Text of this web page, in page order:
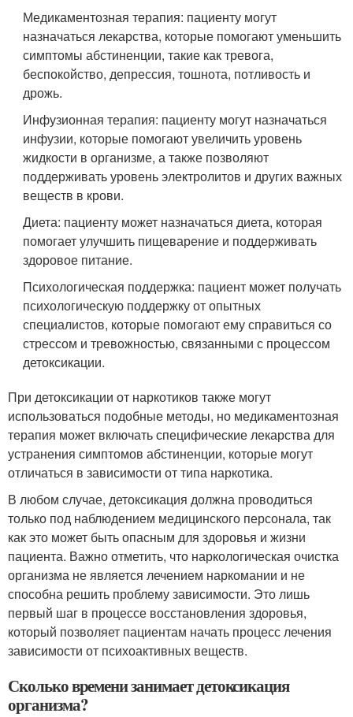
Медикаментозная терапия: пациенту могут
назначаться лекарства, которые помогают уменьшить
симптомы абстиненции, такие как тревога,
беспокойство, депрессия, тошнота, потливость и
дрожь.
Инфузионная терапия: пациенту могут назначаться
инфузии, которые помогают увеличить уровень
жидкости в организме, а также позволяют
поддерживать уровень электролитов и других важных
веществ в крови.
Диета: пациенту может назначаться диета, которая
помогает улучшить пищеварение и поддерживать
здоровое питание.
Психологическая поддержка: пациент может получать
психологическую поддержку от опытных
специалистов, которые помогают ему справиться со
стрессом и тревожностью, связанными с процессом
детоксикации.
При детоксикации от наркотиков также могут
использоваться подобные методы, но медикаментозная
терапия может включать специфические лекарства для
устранения симптомов абстиненции, которые могут
отличаться в зависимости от типа наркотика.
В любом случае, детоксикация должна проводиться
только под наблюдением медицинского персонала, так
как это может быть опасным для здоровья и жизни
пациента. Важно отметить, что наркологическая очистка
организма не является лечением наркомании и не
способна решить проблему зависимости. Это лишь
первый шаг в процессе восстановления здоровья,
который позволяет пациентам начать процесс лечения
зависимости от психоактивных веществ.
Сколько времени занимает детоксикация
организма?